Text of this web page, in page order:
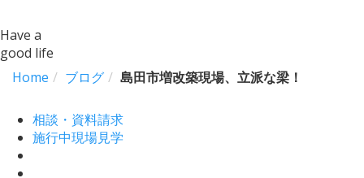
Have a
good life
Home
ブログ 島田市増改築現場、立派な梁！
相談・資料請求
施行中現場見学